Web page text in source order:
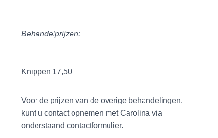
Behandelprijzen:
Knippen 17,50
Voor de prijzen van de overige behandelingen,
kunt u contact opnemen met Carolina via
onderstaand contactformulier.